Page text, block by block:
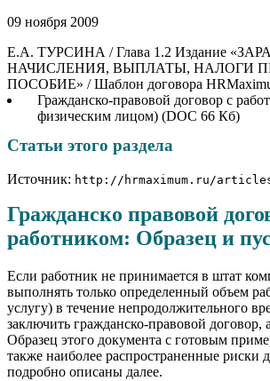
09 ноября 2009
Е.А. ТУРСИНА / Глава 1.2 Издание
НАЧИСЛЕНИЯ, ВЫПЛАТЫ, НАЛОГИ
ПОСОБИЕ» / Шаблон договора
Гражданско-правовой договор с
физическим лицом) (DOC 66 Кб)
Статьи этого раздела
Источник: http://hrmaximum.ru/
Гражданско правовой
работником: Образец и
Если работник не принимается в штат
выполнять только определенный объем
услугу) в течение непродолжительного
заключить гражданско-правовой договор,
Образец этого документа с готовым
также наиболее распространенные риски
подробно описаны далее.